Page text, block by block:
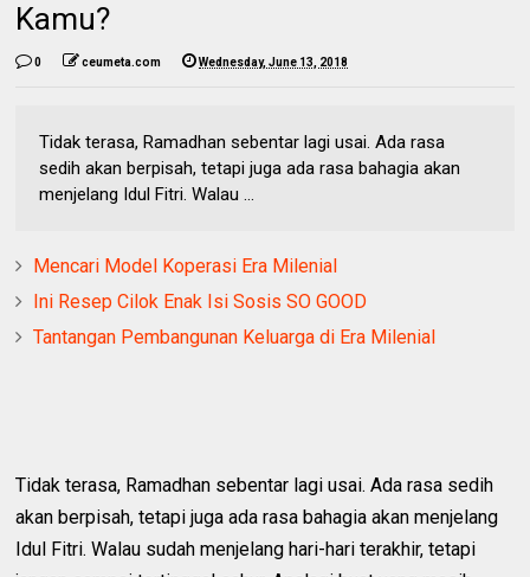
Kamu?
0 ceumeta.com Wednesday, June 13, 2018
Tidak terasa, Ramadhan sebentar lagi usai. Ada rasa
sedih akan berpisah, tetapi juga ada rasa bahagia akan
menjelang Idul Fitri. Walau ...
Mencari Model Koperasi Era Milenial
Ini Resep Cilok Enak Isi Sosis SO GOOD
Tantangan Pembangunan Keluarga di Era Milenial
Tidak terasa, Ramadhan sebentar lagi usai. Ada rasa sedih
akan berpisah, tetapi juga ada rasa bahagia akan menjelang
Idul Fitri. Walau sudah menjelang hari-hari terakhir, tetapi